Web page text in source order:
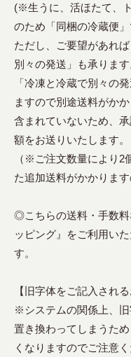
(※生うに、活ほたて、
のため「同梱の冷蔵便
ただし、ご要望があれ
別々の発送」も承りま
「冷凍と冷蔵で別々の
ますので別途送料がか
含まれていないため、
額をお送りいたします。
（※ご注文数量により2
た追加送料がかかりま
◎こちらの送料・手数料
ッピング』をご利用い
す。
【旧字体をご記入される
※システムの関係上、
置き換わってしまうた
くなりますのでご注意く